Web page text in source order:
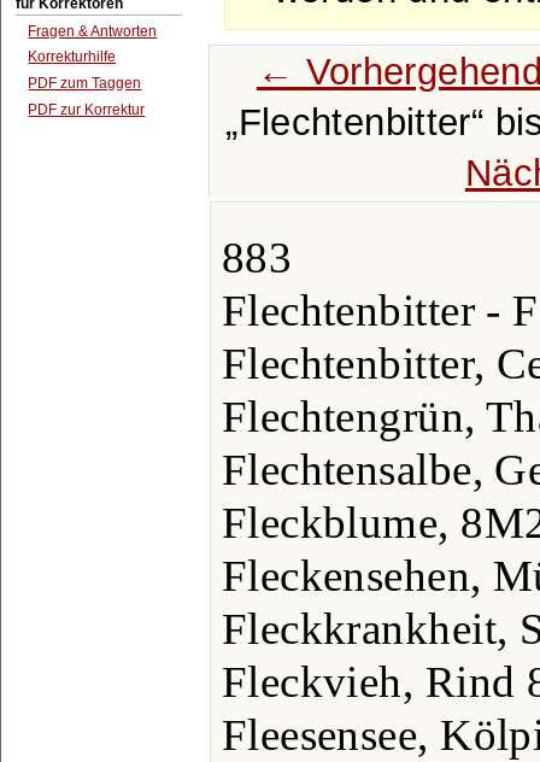
für Korrektoren
Fragen & Antworten
Korrekturhilfe
PDF zum Taggen
PDF zur Korrektur
←
Flechtenbitter
883
Flechtenbitter -
Flechtenbitter,
Flechtengrün,
Flechtensalbe,
Fleckblume,
Fleckensehen,
Fleckkrankheit,
Fleckvieh, Rind
Fleesensee,